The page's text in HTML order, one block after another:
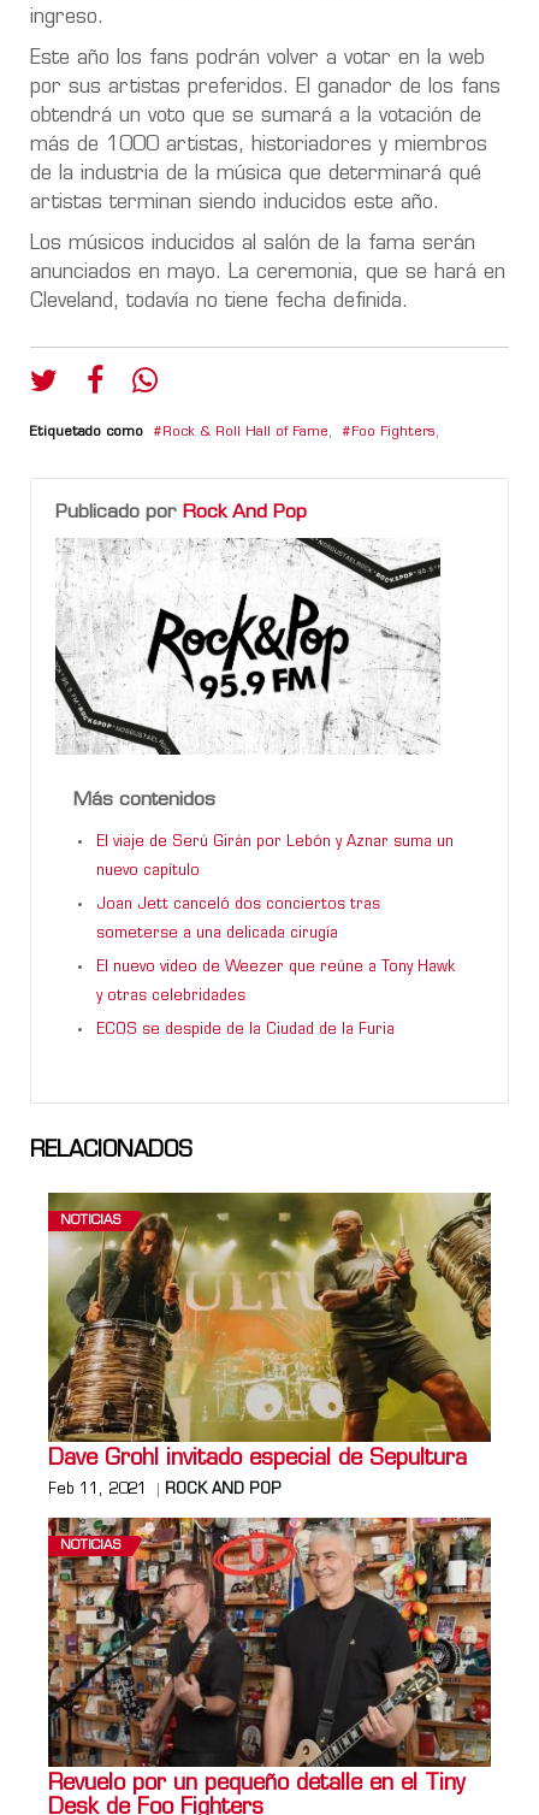
ingreso.
Este año los fans podrán volver a votar en la web
por sus artistas preferidos. El ganador de los fans
obtendrá un voto que se sumará a la votación de
más de 1000 artistas, historiadores y miembros
de la industria de la música que determinará qué
artistas terminan siendo inducidos este año.
Los músicos inducidos al salón de la fama serán
anunciados en mayo. La ceremonia, que se hará en
Cleveland, todavía no tiene fecha definida.
Etiquetado como Rock & Roll Hall of Fame, Foo Fighters,
Publicado por Rock And Pop
Más contenidos
El viaje de Serú Girán por Lebón y Aznar suma un
nuevo capítulo
Joan Jett canceló dos conciertos tras
someterse a una delicada cirugía
El nuevo video de Weezer que reúne a Tony Hawk
y otras celebridades
ECOS se despide de la Ciudad de la Furia
RELACIONADOS
NOTICIAS
Dave Grohl invitado especial de Sepultura
Feb 11, 2021 ROCK AND POP
NOTICIAS
Revuelo por un pequeño detalle en el Tiny
Desk de Foo Fighters